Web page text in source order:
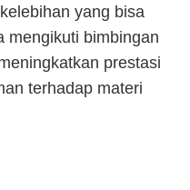
yang bisa
mengikuti bimbingan
prestasi
terhadap materi